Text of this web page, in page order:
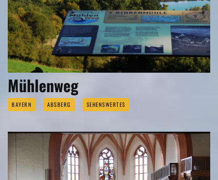
Mühlenweg
BAYERN ABSBERG SEHENSWERTES